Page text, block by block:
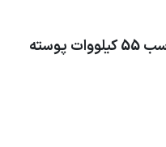
الکتروموتور ایده آل سه فاز 75 اسب 55 کیلووات پوسته